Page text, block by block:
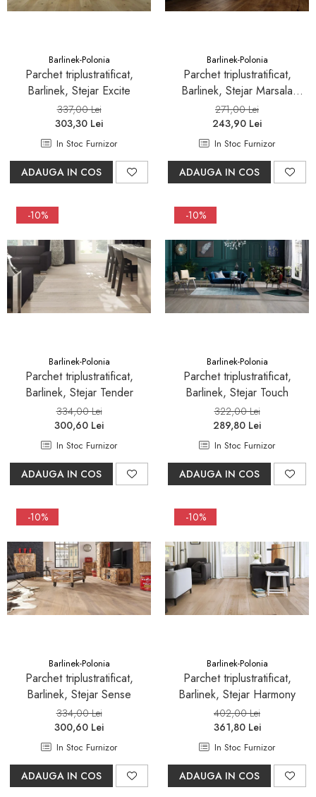
Barlinek-Polonia
Parchet triplustratificat,
Barlinek, Stejar Excite
337,00 Lei
303,30 Lei
In Stoc Furnizor
ADAUGA IN COS
Barlinek-Polonia
Parchet triplustratificat,
Barlinek, Stejar Marsala
Grande
271,00 Lei
243,90 Lei
In Stoc Furnizor
ADAUGA IN COS
-10%
Barlinek-Polonia
Parchet triplustratificat,
Barlinek, Stejar Tender
334,00 Lei
300,60 Lei
In Stoc Furnizor
ADAUGA IN COS
-10%
Barlinek-Polonia
Parchet triplustratificat,
Barlinek, Stejar Touch
322,00 Lei
289,80 Lei
In Stoc Furnizor
ADAUGA IN COS
-10%
Barlinek-Polonia
Parchet triplustratificat,
Barlinek, Stejar Sense
334,00 Lei
300,60 Lei
In Stoc Furnizor
ADAUGA IN COS
-10%
Barlinek-Polonia
Parchet triplustratificat,
Barlinek, Stejar Harmony
402,00 Lei
361,80 Lei
In Stoc Furnizor
ADAUGA IN COS